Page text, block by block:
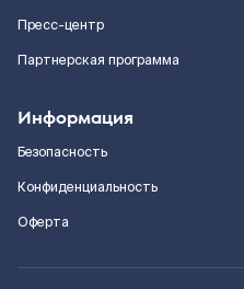
Пресс-центр
Партнерская программа
Информация
Безопасность
Конфиденциальность
Оферта